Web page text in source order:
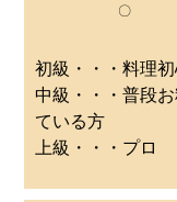
〇
初級・・・料理
中級・・・普段
ている方
上級・・・プロ